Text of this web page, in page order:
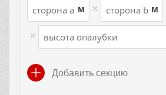
м × м
×
Добавить секцию